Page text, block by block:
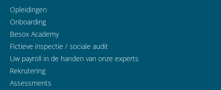
Opleidingen
Onboarding
Besox Academy
Fictieve inspectie / sociale audit
Uw payroll in de handen van onze experts
Rekrutering
Assessments